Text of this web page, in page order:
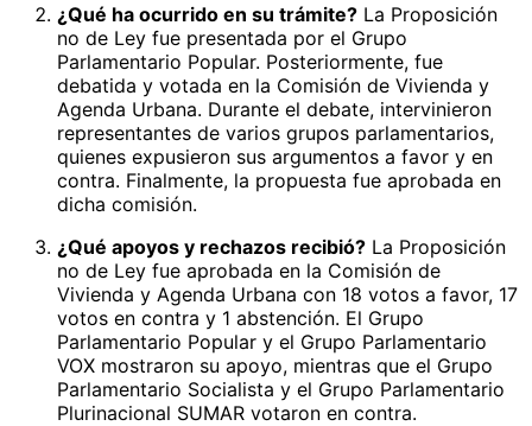
¿Qué ha ocurrido en su trámite? La Proposición
no de Ley fue presentada por el Grupo
Parlamentario Popular. Posteriormente, fue
debatida y votada en la Comisión de Vivienda y
Agenda Urbana. Durante el debate, intervinieron
representantes de varios grupos parlamentarios,
quienes expusieron sus argumentos a favor y en
contra. Finalmente, la propuesta fue aprobada en
dicha comisión.
¿Qué apoyos y rechazos recibió? La Proposición
no de Ley fue aprobada en la Comisión de
Vivienda y Agenda Urbana con 18 votos a favor, 17
votos en contra y 1 abstención. El Grupo
Parlamentario Popular y el Grupo Parlamentario
VOX mostraron su apoyo, mientras que el Grupo
Parlamentario Socialista y el Grupo Parlamentario
Plurinacional SUMAR votaron en contra.